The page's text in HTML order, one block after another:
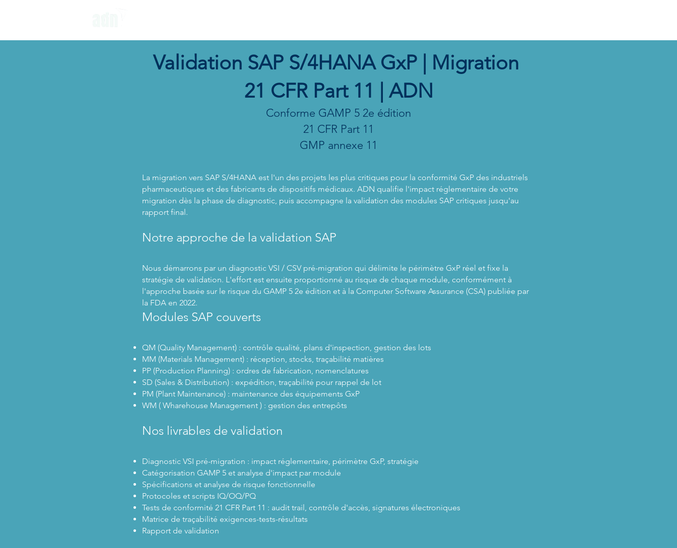
Validation SAP S/4HANA GxP | Migration
21 CFR Part 11 | ADN
Conforme GAMP 5 2e édition
21 CFR Part 11
GMP annexe 11
​La migration vers SAP S/4HANA est l'un des projets les plus critiques pour la conformité GxP des industriels
pharmaceutiques et des fabricants de dispositifs médicaux. ADN qualifie l'impact réglementaire de votre
migration dès la phase de diagnostic, puis accompagne la validation des modules SAP critiques jusqu'au
rapport final.
Notre approche de la validation SAP
Nous démarrons par un diagnostic VSI / CSV pré-migration qui délimite le périmètre GxP réel et fixe la
stratégie de validation. L'effort est ensuite proportionné au risque de chaque module, conformément à
l'approche basée sur le risque du GAMP 5 2e édition et à la Computer Software Assurance (CSA) publiée par
la FDA en 2022.
Modules SAP couverts
QM (Quality Management) : contrôle qualité, plans d'inspection, gestion des lots
MM (Materials Management) : réception, stocks, traçabilité matières
PP (Production Planning) : ordres de fabrication, nomenclatures
SD (Sales & Distribution) : expédition, traçabilité pour rappel de lot
PM (Plant Maintenance) : maintenance des équipements GxP
WM ( Wharehouse Management ) : gestion des entrepôts
Nos livrables de validation
Diagnostic VSI pré-migration : impact réglementaire, périmètre GxP, stratégie
Catégorisation GAMP 5 et analyse d'impact par module
Spécifications et analyse de risque fonctionnelle
Protocoles et scripts IQ/OQ/PQ
Tests de conformité 21 CFR Part 11 : audit trail, contrôle d'accès, signatures électroniques
Matrice de traçabilité exigences-tests-résultats
Rapport de validation